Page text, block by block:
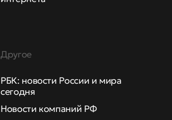
Другое
РБК: новости России и мира
сегодня
Новости компаний РФ